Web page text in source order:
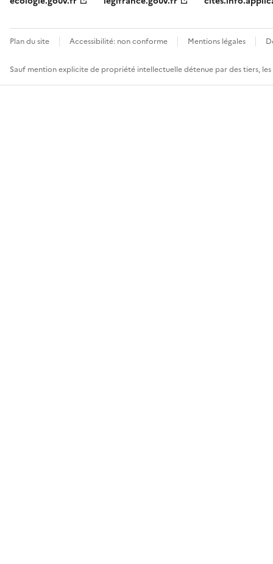
Plan du site Accessibilité: non conforme Mentions légales
Sauf mention explicite de propriété intellectuelle détenue par des tiers,